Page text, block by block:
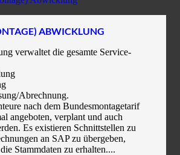
ABWICKLUNG
verwaltet die gesamte Service-
Abrechnung.
nach dem Bundesmontagetarif
angeboten, verplant und auch
Es existieren Schnittstellen zu
an SAP zu übergeben,
Stammdaten zu erhalten....